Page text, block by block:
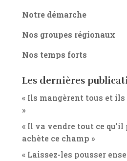
Notre démarche
Nos groupes régionaux
Nos temps forts
Les dernières
« Ils mangèrent tous et
»
« Il va vendre tout ce qu’il
achète ce champ »
« Laissez-les pousser